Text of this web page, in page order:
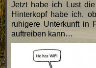
Jetzt habe ich Lust
Hinterkopf habe ich,
ruhigere Unterkunft in
auftreiben kann…